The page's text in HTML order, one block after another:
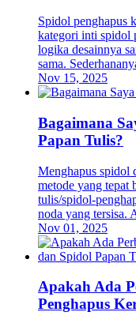
Spidol penghapus
kategori inti spidol
logika desainnya
sama.
Nov 15, 2025
Bagaimana
Papan Tulis?
Menghapus spidol
metode yang tepat
tulis/spidol-
noda yang tersisa.
Nov 01, 2025
Apakah Ada
Penghapus